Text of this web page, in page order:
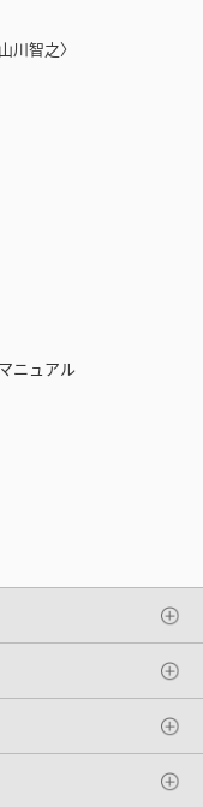
川智之〉
ニュアル